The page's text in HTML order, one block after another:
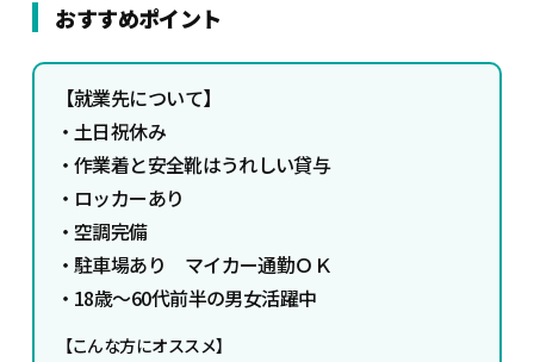
おすすめポイント
【就業先について】
・土日祝休み
・作業着と安全靴はうれしい貸与
・ ロッカーあり
・空調完備
・駐車場あり マイカー通勤ＯＫ
・18歳～60代前半の男女活躍中
【こんな方にオススメ】